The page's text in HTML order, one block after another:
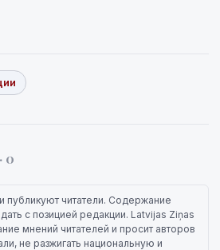
· 0
публикуют читатели. Содержание
с позицией редакции. Latvijas Ziņas
мнений читателей и просит авторов
не разжигать национальную и